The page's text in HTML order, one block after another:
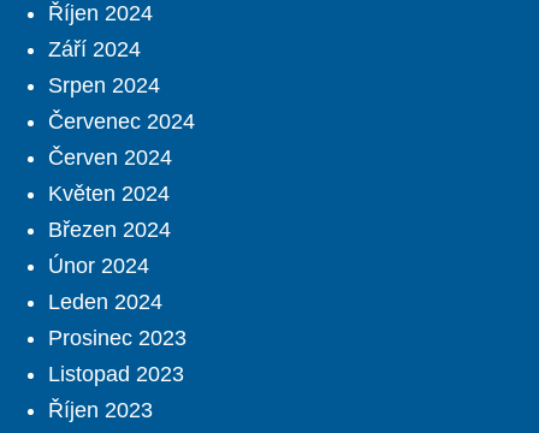
Říjen 2024
Září 2024
Srpen 2024
Červenec 2024
Červen 2024
Květen 2024
Březen 2024
Únor 2024
Leden 2024
Prosinec 2023
Listopad 2023
Říjen 2023